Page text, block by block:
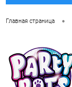
Главная страница •